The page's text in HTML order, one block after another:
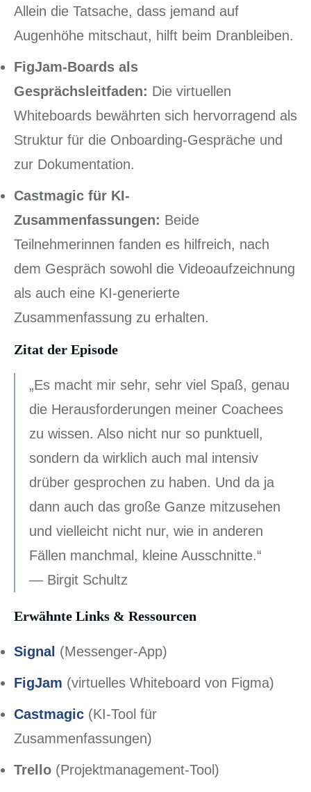
Allein die Tatsache, dass jemand auf
Augenhöhe mitschaut, hilft beim Dranbleiben.
FigJam-Boards als
Gesprächsleitfaden: Die virtuellen
Whiteboards bewährten sich hervorragend als
Struktur für die Onboarding-Gespräche und
zur Dokumentation.
Castmagic für KI-
Zusammenfassungen: Beide
Teilnehmerinnen fanden es hilfreich, nach
dem Gespräch sowohl die Videoaufzeichnung
als auch eine KI-generierte
Zusammenfassung zu erhalten.
Zitat der Episode
„Es macht mir sehr, sehr viel Spaß, genau
die Herausforderungen meiner Coachees
zu wissen. Also nicht nur so punktuell,
sondern da wirklich auch mal intensiv
drüber gesprochen zu haben. Und da ja
dann auch das große Ganze mitzusehen
und vielleicht nicht nur, wie in anderen
Fällen manchmal, kleine Ausschnitte.“
— Birgit Schultz
Erwähnte Links & Ressourcen
Signal (Messenger-App)
FigJam (virtuelles Whiteboard von Figma)
Castmagic (KI-Tool für
Zusammenfassungen)
Trello (Projektmanagement-Tool)